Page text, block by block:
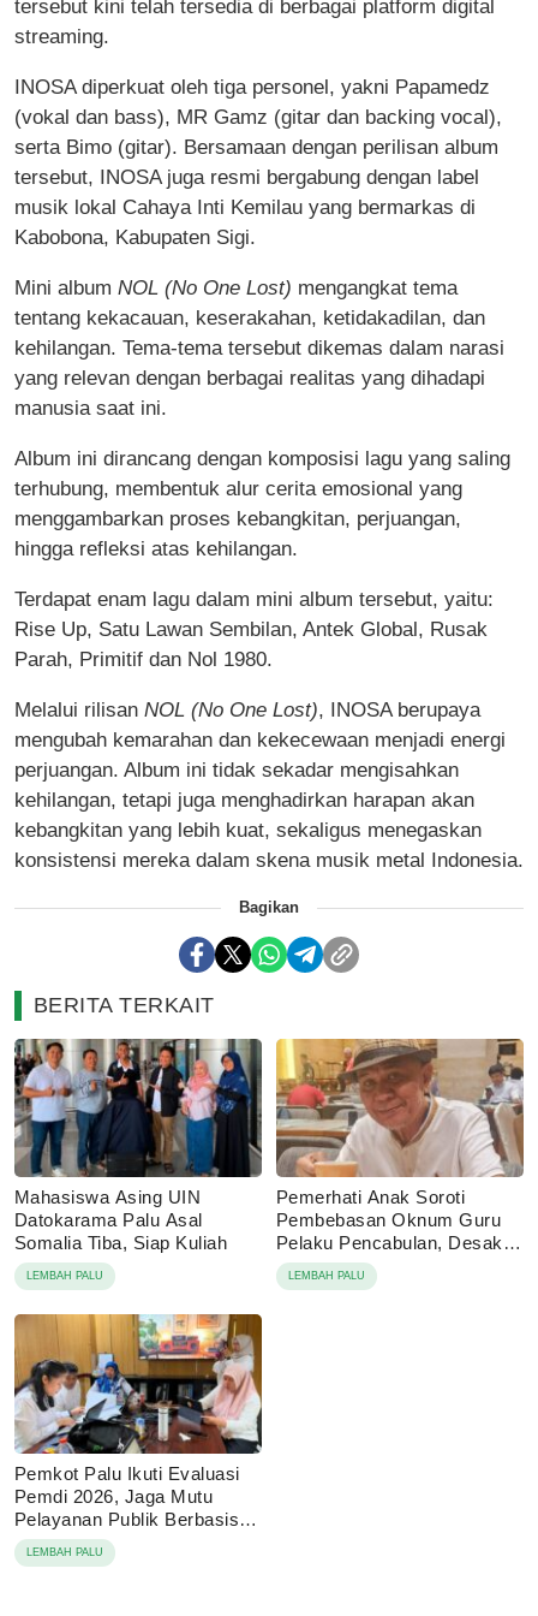
tersebut kini telah tersedia di berbagai platform digital
streaming.
INOSA diperkuat oleh tiga personel, yakni Papamedz
(vokal dan bass), MR Gamz (gitar dan backing vocal),
serta Bimo (gitar). Bersamaan dengan perilisan album
tersebut, INOSA juga resmi bergabung dengan label
musik lokal Cahaya Inti Kemilau yang bermarkas di
Kabobona, Kabupaten Sigi.
Mini album NOL (No One Lost) mengangkat tema
tentang kekacauan, keserakahan, ketidakadilan, dan
kehilangan. Tema-tema tersebut dikemas dalam narasi
yang relevan dengan berbagai realitas yang dihadapi
manusia saat ini.
Album ini dirancang dengan komposisi lagu yang saling
terhubung, membentuk alur cerita emosional yang
menggambarkan proses kebangkitan, perjuangan,
hingga refleksi atas kehilangan.
Terdapat enam lagu dalam mini album tersebut, yaitu:
Rise Up, Satu Lawan Sembilan, Antek Global, Rusak
Parah, Primitif dan Nol 1980.
Melalui rilisan NOL (No One Lost), INOSA berupaya
mengubah kemarahan dan kekecewaan menjadi energi
perjuangan. Album ini tidak sekadar mengisahkan
kehilangan, tetapi juga menghadirkan harapan akan
kebangkitan yang lebih kuat, sekaligus menegaskan
konsistensi mereka dalam skena musik metal Indonesia.
Bagikan
BERITA TERKAIT
Mahasiswa Asing UIN
Datokarama Palu Asal
Somalia Tiba, Siap Kuliah
LEMBAH PALU
Pemerhati Anak Soroti
Pembebasan Oknum Guru
Pelaku Pencabulan, Desak
Proses Hukum Dilanjutkan
LEMBAH PALU
Pemkot Palu Ikuti Evaluasi
Pemdi 2026, Jaga Mutu
Pelayanan Publik Berbasis
Digital
LEMBAH PALU